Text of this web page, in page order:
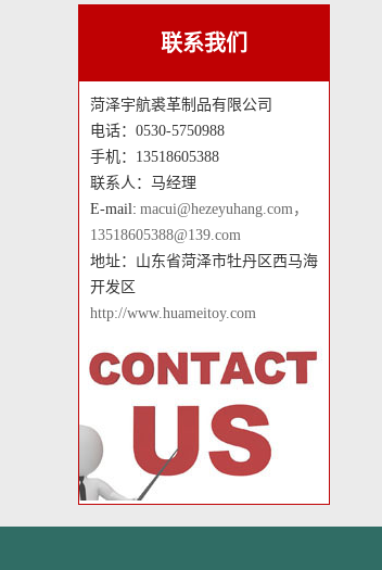
联系我们
菏泽宇航裘革制品有限公司
电话：0530-5750988
手机：13518605388
联系人：马经理
E-mail: macui@hezeyuhang.com，
13518605388@139.com
地址：山东省菏泽市牡丹区西马海
开发区
http://www.huameitoy.com